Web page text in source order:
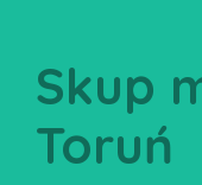
Skup
Toruń